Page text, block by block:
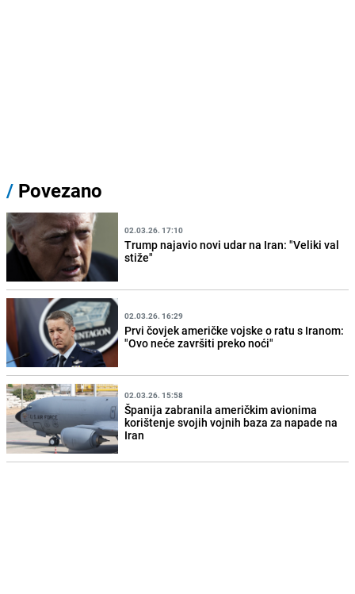
/ Povezano
02.03.26. 17:10
Trump najavio novi udar na Iran: "Veliki val
stiže"
02.03.26. 16:29
Prvi čovjek američke vojske o ratu s Iranom:
"Ovo neće završiti preko noći"
02.03.26. 15:58
Španija zabranila američkim avionima
korištenje svojih vojnih baza za napade na
Iran